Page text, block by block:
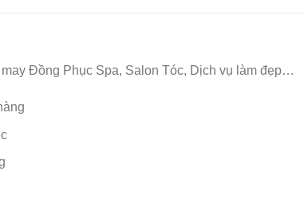
Đồng Phục Spa, Salon Tóc, Dịch vụ làm đẹp…